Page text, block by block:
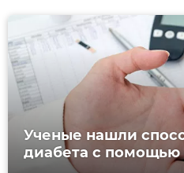
Ученые нашли
диабета с помощью